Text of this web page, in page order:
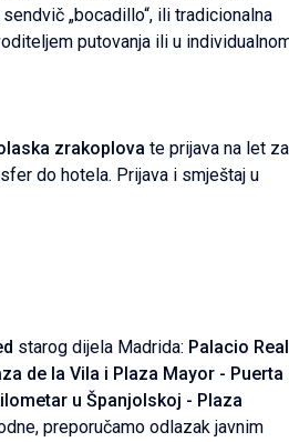
„bocadillo“, ili tradicionalna
putovanja ili u
zrakoplova te prijava na let za
do hotela. Prijava i smještaj u
starog dijela Madrida: Palacio
de la Vila i Plaza Mayor - Puerta
u Španjolskoj - Plaza
preporučamo odlazak javnim